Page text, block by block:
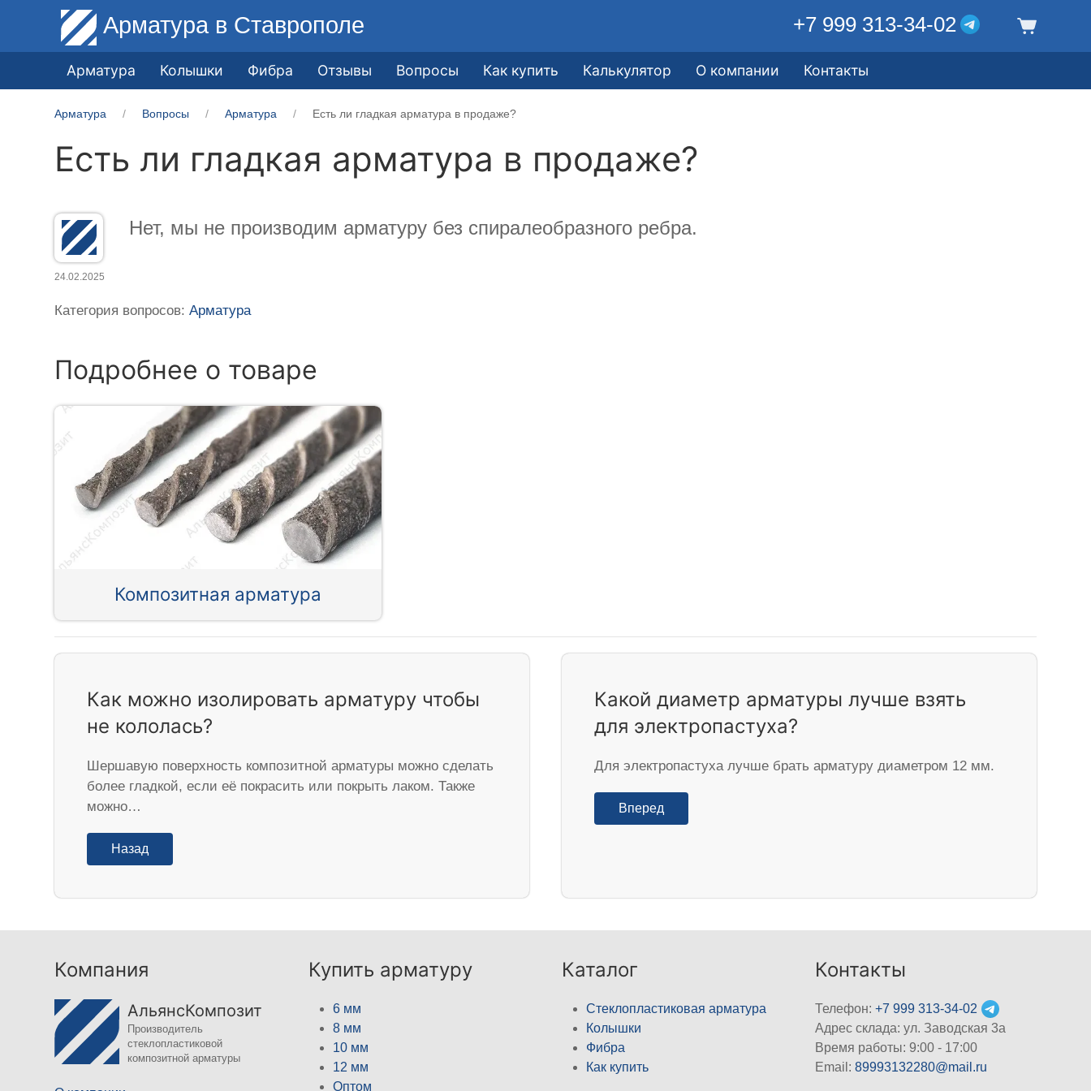
Арматура в Ставрополе +7 999 313-34-02
Арматура Колышки Фибра Отзывы Вопросы Как купить Калькулятор О компании Контакты
Арматура Вопросы Арматура Есть ли гладкая арматура в продаже?
Есть ли гладкая арматура в продаже?
24.02.2025
Нет, мы не производим арматуру без спиралеобразного ребра.
Категория вопросов:Арматура
Подробнее о товаре
Композитная арматура
Как можно изолировать арматуру чтобы
не кололась?
Шершавую поверхность композитной арматуры можно сделать
более гладкой, если её покрасить или покрыть лаком. Также
можно…
Назад
Какой диаметр арматуры лучше взять
для электропастуха?
Для электропастуха лучше брать арматуру диаметром 12 мм.
Вперед
Компания
АльянсКомпозит
Производитель
стеклопластиковой
композитной арматуры
Купить арматуру
6 мм
8 мм
10 мм
12 мм
Оптом
Каталог
Стеклопластиковая арматура
Колышки
Фибра
Как купить
Контакты
Телефон:+7 999 313-34-02
Адрес склада: ул. Заводская 3а
Время работы: 9:00 - 17:00
Email:89993132280@mail.ru